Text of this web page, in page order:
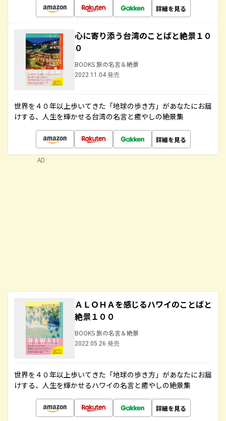
詳細を見る
心に寄り添う台湾のことばと絶景１０
０
BOOKS 旅の名言＆絶景
2022.11.04 発売
世界を４０年以上歩いてきた「地球の歩き方」があなたにお届
けする、人生を輝かせる台湾の名言と癒やしの絶景集
詳細を見る
ＡＬＯＨＡを感じるハワイのことばと
絶景１００
BOOKS 旅の名言＆絶景
2022.05.26 発売
世界を４０年以上歩いてきた「地球の歩き方」があなたにお届
けする、人生を輝かせるハワイの名言と癒やしの絶景集
詳細を見る
AD